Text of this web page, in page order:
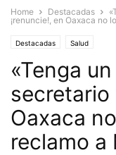
Home Destacadas
¡renuncie!, en Oaxaca no
Destacadas Salud
«Tenga
secretario
Oaxaca
reclamo a